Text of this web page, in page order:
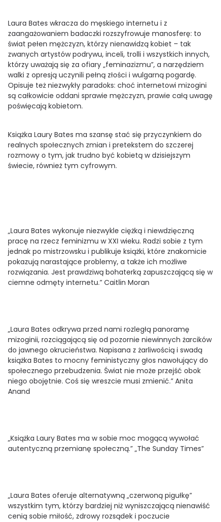
Laura Bates wkracza do męskiego internetu i z
zaangażowaniem badaczki rozszyfrowuje manosferę: to
świat pełen mężczyzn, którzy nienawidzą kobiet – tak
zwanych artystów podrywu, inceli, trolli i wszystkich innych,
którzy uważają się za ofiary „feminazizmu”, a narzędziem
walki z opresją uczynili pełną złości i wulgarną pogardę.
Opisuje też niezwykły paradoks: choć internetowi mizogini
są całkowicie oddani sprawie mężczyzn, prawie całą uwagę
poświęcają kobietom.
Książka Laury Bates ma szansę stać się przyczynkiem do
realnych społecznych zmian i pretekstem do szczerej
rozmowy o tym, jak trudno być kobietą w dzisiejszym
świecie, również tym cyfrowym.
„Laura Bates wykonuje niezwykle ciężką i niewdzięczną
pracę na rzecz feminizmu w XXI wieku. Radzi sobie z tym
jednak po mistrzowsku i publikuje książki, które znakomicie
pokazują narastające problemy, a także ich możliwe
rozwiązania. Jest prawdziwą bohaterką zapuszczającą się w
ciemne odmęty internetu.” Caitlin Moran
„Laura Bates odkrywa przed nami rozległą panoramę
mizoginii, rozciągającą się od pozornie niewinnych żarcików
do jawnego okrucieństwa. Napisana z żarliwością i swadą
książka Bates to mocny feministyczny głos nawołujący do
społecznego przebudzenia. Świat nie może przejść obok
niego obojętnie. Coś się wreszcie musi zmienić.” Anita
Anand
„Książka Laury Bates ma w sobie moc mogącą wywołać
autentyczną przemianę społeczną.” „The Sunday Times”
„Laura Bates oferuje alternatywną „czerwoną pigułkę”
wszystkim tym, którzy bardziej niż wyniszczającą nienawiść
cenią sobie miłość, zdrowy rozsądek i poczucie